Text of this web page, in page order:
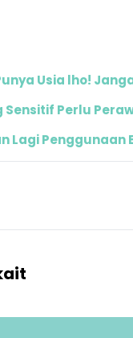
Usia lho!
Sensitif Perlu
Lagi Penggunaan